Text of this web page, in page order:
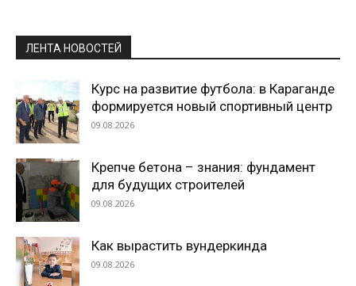
ЛЕНТА НОВОСТЕЙ
Курс на развитие футбола: в Караганде
формируется новый спортивный центр
09.08.2026
Крепче бетона – знания: фундамент
для будущих строителей
09.08.2026
Как вырастить вундеркинда
09.08.2026